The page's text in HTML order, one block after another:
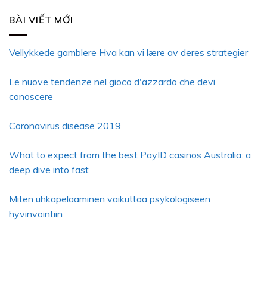
BÀI VIẾT MỚI
Vellykkede gamblere Hva kan vi lære av deres strategier
Le nuove tendenze nel gioco d'azzardo che devi
conoscere
Coronavirus disease 2019
What to expect from the best PayID casinos Australia: a
deep dive into fast
Miten uhkapelaaminen vaikuttaa psykologiseen
hyvinvointiin